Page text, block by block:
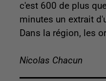
c'est 600 de plus
minutes un extrait
Dans la région, les
Nicolas Chacun